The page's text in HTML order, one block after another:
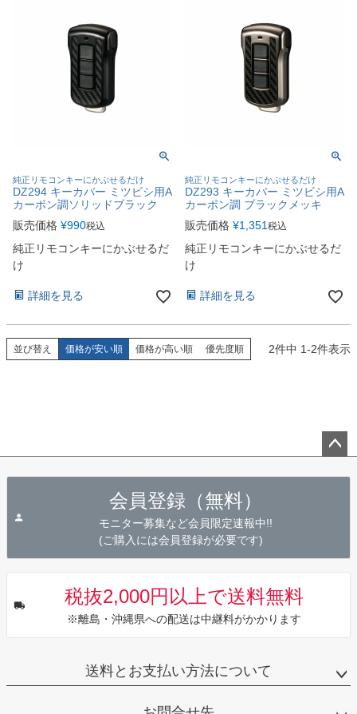
純正リモコンキーにかぶせるだけ
DZ294 キーカバー ミツビシ用A
カーボン調ソリッドブラック
販売価格 ¥990税込
純正リモコンキーにかぶせるだ
け
詳細を見る
純正リモコンキーにかぶせるだけ
DZ293 キーカバー ミツビシ用A
カーボン調 ブラックメッキ
販売価格 ¥1,351税込
純正リモコンキーにかぶせるだ
け
詳細を見る
並び替え 価格が安い順 価格が高い順 優先度順 2件中 1-2件表示
会員登録（無料）
モニター募集など会員限定速報中!!
(ご購入には会員登録が必要です)
税抜2,000円以上で送料無料
※離島・沖縄県への配送は中継料がかかります
送料とお支払い方法について